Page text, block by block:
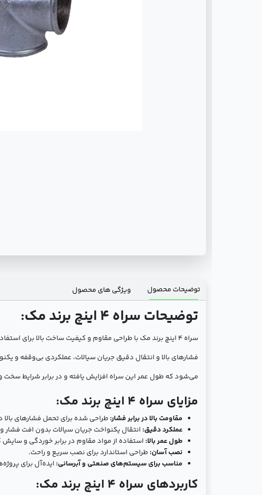
توضیحات محصول ویژگی های محصول
توضیحات سراه 4 اینچ برند مک:
سراه 4 اینچ برند مک با طراحی مقاوم و کیفیت ساخت بالا
فشارهای بالا و انتقال دقیق جریان سیالات، عملکردی بی‌وقفه و
می‌شود که طول عمر این سراه افزایش یافته و در برابر شرایط
مزایای سراه 4 اینچ برند مک:
مقاومت بالا در برابر فشار: طراحی شده برای تحمل فشارهای
عملکرد دقیق: انتقال یکنواخت جریان سیالات بدون افت فشار
طول عمر بالا: استفاده از مواد مقاوم در برابر خوردگی و
نصب آسان: طراحی استاندارد برای نصب سریع و راحت.
مناسب برای سیستم‌های صنعتی و آبرسانی: ایده‌آل برای
کاربردهای سراه 4 اینچ برند مک: